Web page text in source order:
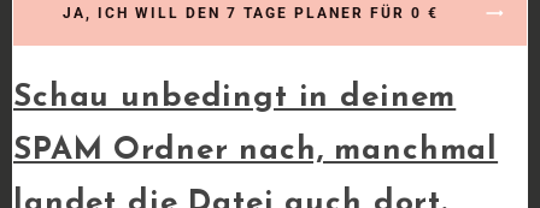
Bitte gib unten das Passwort ein, um
read more
JA, ICH WILL DEN 7 TAGE PLANER FÜR 0 €
Schau unbedingt in deinem
SPAM Ordner nach, manchmal